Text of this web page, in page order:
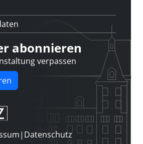
abonnieren
verpassen
| Datenschutz